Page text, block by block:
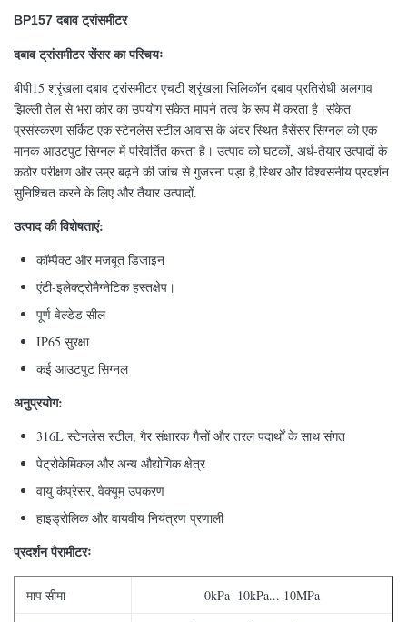
BP157 दबाव ट्रांसमीटर
दबाव ट्रांसमीटर सेंसर का परिचयः
बीपी15 श्रृंखला दबाव ट्रांसमीटर एचटी श्रृंखला सिलिकॉन दबाव प्रतिरोधी अलगाव
झिल्ली तेल से भरा कोर का उपयोग संकेत मापने तत्व के रूप में करता है।संकेत
प्रसंस्करण सर्किट एक स्टेनलेस स्टील आवास के अंदर स्थित हैसेंसर सिग्नल को एक
मानक आउटपुट सिग्नल में परिवर्तित करता है। उत्पाद को घटकों, अर्ध-तैयार उत्पादों के
कठोर परीक्षण और उम्र बढ़ने की जांच से गुजरना पड़ा है,स्थिर और विश्वसनीय प्रदर्शन
सुनिश्चित करने के लिए और तैयार उत्पादों.
उत्पाद की विशेषताएं:
कॉम्पैक्ट और मजबूत डिजाइन
एंटी-इलेक्ट्रोमैग्नेटिक हस्तक्षेप।
पूर्ण वेल्डेड सील
IP65 सुरक्षा
कई आउटपुट सिग्नल
अनुप्रयोग:
316L स्टेनलेस स्टील, गैर संक्षारक गैसों और तरल पदार्थों के साथ संगत
पेट्रोकेमिकल और अन्य औद्योगिक क्षेत्र
वायु कंप्रेसर, वैक्यूम उपकरण
हाइड्रोलिक और वायवीय नियंत्रण प्रणाली
प्रदर्शन पैरामीटरः
माप सीमा 0kPa ️ 10kPa... 10MPa